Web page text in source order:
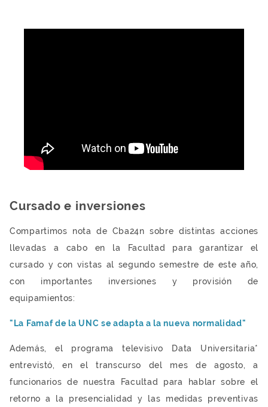
Cursado e inversiones
Compartimos nota de Cba24n sobre distintas acciones
llevadas a cabo en la Facultad para garantizar el
cursado y con vistas al segundo semestre de este año,
con importantes inversiones y provisión de
equipamientos:
"La Famaf de la UNC se adapta a la nueva normalidad"
Además, el programa televisivo Data Universitaria*
entrevistó, en el transcurso del mes de agosto, a
funcionarios de nuestra Facultad para hablar sobre el
retorno a la presencialidad y las medidas preventivas